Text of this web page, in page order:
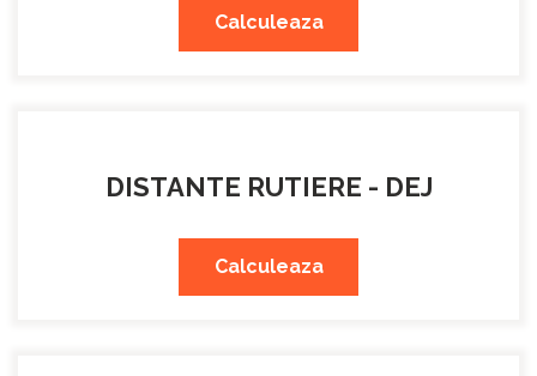
Calculeaza
DISTANTE RUTIERE - DEJ
Calculeaza